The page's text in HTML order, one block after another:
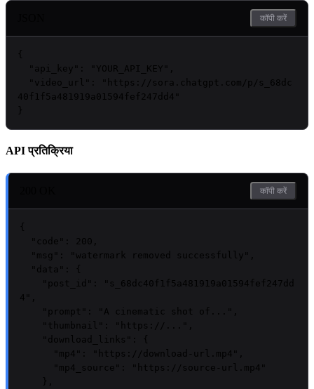
कॉपी करें
{
"api_key" : " YOUR_API_KEY "
"video_url" :
"https://sora.chatgpt.com/p/s_68dc
40f1f5a481919a01594fef247dd4"
}
API प्रतिक्रिया
कॉपी करें
{
"code" : 200
"msg" : "watermark removed successfully"
"data" : {
"post_id" :
"s_68dc40f1f5a481919a01594fef247dd
4"
"prompt" : "A cinematic shot of..."
"thumbnail" : "https://..."
"download_links" : {
"mp4" : "https://download-url.mp4"
"mp4_source" :
"https://source-url.mp4"